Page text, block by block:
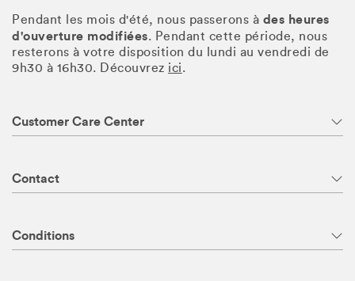
Pendant les mois d'été, nous passerons à des heures
d'ouverture modifiées. Pendant cette période, nous
resterons à votre disposition du lundi au vendredi de
9h30 à 16h30. Découvrez ici.
Customer Care Center
Contact
Conditions